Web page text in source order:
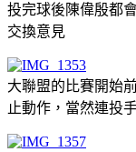
投完球後陳偉殷都
交換意見
大聯盟的比賽開始
止動作，當然連投